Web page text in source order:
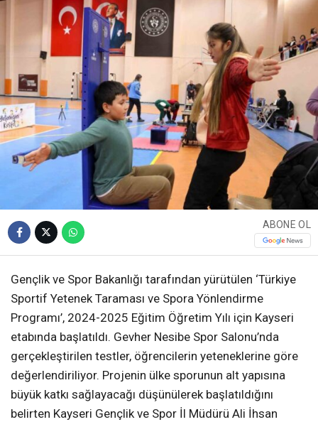
ABONE OL
Gençlik ve Spor Bakanlığı tarafından yürütülen ‘Türkiye
Sportif Yetenek Taraması ve Spora Yönlendirme
Programı’, 2024-2025 Eğitim Öğretim Yılı için Kayseri
etabında başlatıldı. Gevher Nesibe Spor Salonu’nda
gerçekleştirilen testler, öğrencilerin yeteneklerine göre
değerlendiriliyor. Projenin ülke sporunun alt yapısına
büyük katkı sağlayacağı düşünülerek başlatıldığını
belirten Kayseri Gençlik ve Spor İl Müdürü Ali İhsan